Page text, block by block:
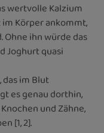
wertvolle Kalzium
Körper ankommt,
ihn würde das
Joghurt quasi
das im Blut
es genau dorthin,
und Zähne,
[1, 2].